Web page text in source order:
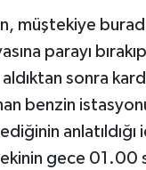
müştekiye
parayı
sonra
benzin
gece 01.00